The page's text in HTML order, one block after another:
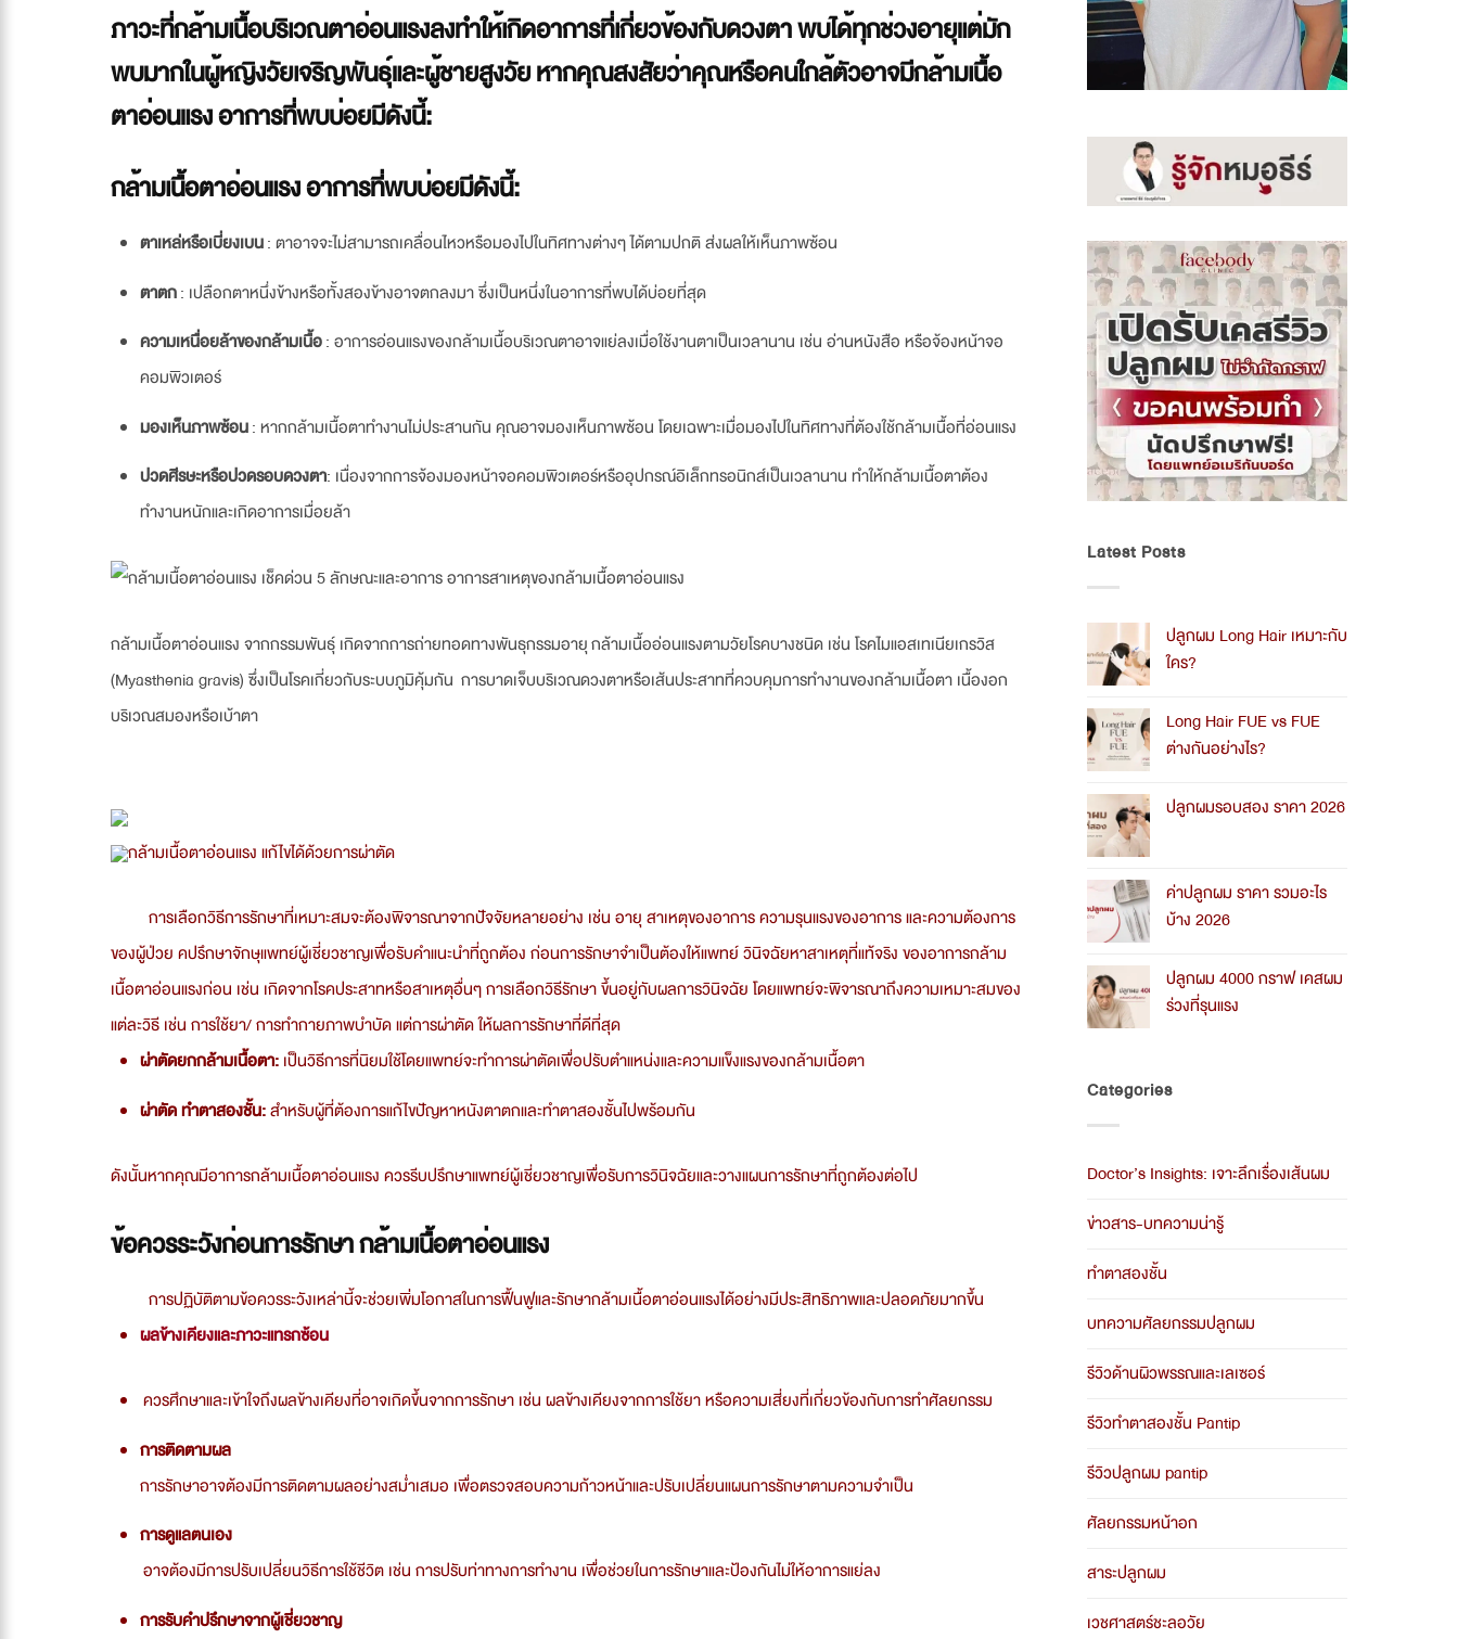
ภาวะที่กล้ามเนื้อบริเวณตาอ่อนแรงลงทำให้เกิดอาการที่เกี่ยวข้องกับดวงตา พบได้ทุกช่วงอายุแต่มัก
พบมากในผู้หญิงวัยเจริญพันธุ์และผู้ชายสูงวัย หากคุณสงสัยว่าคุณหรือคนใกล้ตัวอาจมีกล้ามเนื้อ
ตาอ่อนแรง อาการที่พบบ่อยมีดังนี้:
กล้ามเนื้อตาอ่อนแรง อาการที่พบบ่อยมีดังนี้:
ตาเหล่หรือเบี่ยงเบน: ตาอาจจะไม่สามารถเคลื่อนไหวหรือมองไปในทิศทางต่างๆ ได้ตามปกติ ส่งผลให้เห็นภาพซ้อน
ตาตก: เปลือกตาหนึ่งข้างหรือทั้งสองข้างอาจตกลงมา ซึ่งเป็นหนึ่งในอาการที่พบได้บ่อยที่สุด
ความเหนื่อยล้าของกล้ามเนื้อ: อาการอ่อนแรงของกล้ามเนื้อบริเวณตาอาจแย่ลงเมื่อใช้งานตาเป็นเวลานาน เช่น อ่านหนังสือ หรือจ้องหน้าจอ
คอมพิวเตอร์
มองเห็นภาพซ้อน: หากกล้ามเนื้อตาทำงานไม่ประสานกัน คุณอาจมองเห็นภาพซ้อน โดยเฉพาะเมื่อมองไปในทิศทางที่ต้องใช้กล้ามเนื้อที่อ่อนแรง
ปวดศีรษะหรือปวดรอบดวงตา: เนื่องจากการจ้องมองหน้าจอคอมพิวเตอร์หรืออุปกรณ์อิเล็กทรอนิกส์เป็นเวลานาน ทำให้กล้ามเนื้อตาต้อง
ทำงานหนักและเกิดอาการเมื่อยล้า
สาเหตุของกล้ามเนื้อตาอ่อนแรง
กล้ามเนื้อตาอ่อนแรง จากกรรมพันธุ์ เกิดจากการถ่ายทอดทางพันธุกรรมอายุ กล้ามเนื้ออ่อนแรงตามวัยโรคบางชนิด เช่น โรคไมแอสเทเนียเกรวิส
(Myasthenia gravis) ซึ่งเป็นโรคเกี่ยวกับระบบภูมิคุ้มกัน การบาดเจ็บบริเวณดวงตาหรือเส้นประสาทที่ควบคุมการทำงานของกล้ามเนื้อตา เนื้องอก
บริเวณสมองหรือเบ้าตา
กล้ามเนื้อตาอ่่อนแรง แก้ไขได้ด้วยการผ่าตัด
การเลือกวิธีการรักษาที่เหมาะสมจะต้องพิจารณาจากปัจจัยหลายอย่าง เช่น อายุ สาเหตุของอาการ ความรุนแรงของอาการ และความต้องการ
ของผู้ป่วย คปรึกษาจักษุแพทย์ผู้เชี่ยวชาญเพื่อรับคำแนะนำที่ถูกต้อง ก่อนการรักษาจำเป็นต้องให้แพทย์ วินิจฉัยหาสาเหตุที่แท้จริง ของอาการกล้าม
เนื้อตาอ่อนแรงก่อน เช่น เกิดจากโรคประสาทหรือสาเหตุอื่นๆ การเลือกวิธีรักษา ขึ้นอยู่กับผลการวินิจฉัย โดยแพทย์จะพิจารณาถึงความเหมาะสมของ
แต่ละวิธี เช่น การใช้ยา/ การทำกายภาพบำบัด แต่การผ่าตัด ให้ผลการรักษาที่ดีที่สุด
ผ่าตัดยกกล้ามเนื้อตา: เป็นวิธีการที่นิยมใช้โดยแพทย์จะทำการผ่าตัดเพื่อปรับตำแหน่งและความแข็งแรงของกล้ามเนื้อตา
ผ่าตัด ทำตาสองชั้น:สำหรับผู้ที่ต้องการแก้ไขปัญหาหนังตาตกและทำตาสองชั้นไปพร้อมกัน
ดังนั้นหากคุณมีอาการกล้ามเนื้อตาอ่อนแรง ควรรีบปรึกษาแพทย์ผู้เชี่ยวชาญเพื่อรับการวินิจฉัยและวางแผนการรักษาที่ถูกต้องต่อไป
ข้อควรระวังก่อนการรักษา กล้ามเนื้อตาอ่อนแรง
การปฏิบัติตามข้อควรระวังเหล่านี้จะช่วยเพิ่มโอกาสในการฟื้นฟูและรักษากล้ามเนื้อตาอ่อนแรงได้อย่างมีประสิทธิภาพและปลอดภัยมากขึ้น
ผลข้างเคียงและภาวะแทรกซ้อน
ควรศึกษาและเข้าใจถึงผลข้างเคียงที่อาจเกิดขึ้นจากการรักษา เช่น ผลข้างเคียงจากการใช้ยา หรือความเสี่ยงที่เกี่ยวข้องกับการทำศัลยกรรม
การติดตามผล
การรักษาอาจต้องมีการติดตามผลอย่างสม่ำเสมอ เพื่อตรวจสอบความก้าวหน้าและปรับเปลี่ยนแผนการรักษาตามความจำเป็น
การดูแลตนเอง
อาจต้องมีการปรับเปลี่ยนวิธีการใช้ชีวิต เช่น การปรับท่าทางการทำงาน เพื่อช่วยในการรักษาและป้องกันไม่ให้อาการแย่ลง
การรับคำปรึกษาจากผู้เชี่ยวชาญ
Latest Posts
ปลูกผม Long Hair เหมาะกับ
ใคร?
on
ปลูก
Hair
เหมาะ
Long Hair FUE vs FUE
ต่างกันอย่างไร?
Comments
on
vs
ต่าง
ปลูกผมรอบสอง ราคา 2026
ปลูก
ผม
รอบ
2026
ค่าปลูกผม ราคา รวมอะไร
บ้าง 2026
Comments
on
ค่า
อะไร
ปลูกผม 4000 กราฟ เคสผม
ร่วงที่รุนแรง
ปลูก
ผม
ที่
รุนแรง
Categories
Doctor’s Insights: เจาะลึกเรื่องเส้นผม
ข่าวสาร-บทความน่ารู้
ทำตาสองชั้น
บทความศัลยกรรมปลูกผม
รีวิวด้านผิวพรรณและเลเซอร์
รีวิวทำตาสองชั้น Pantip
รีวิวปลูกผม pantip
ศัลยกรรมหน้าอก
สาระปลูกผม
เวชศาสตร์ชะลอวัย